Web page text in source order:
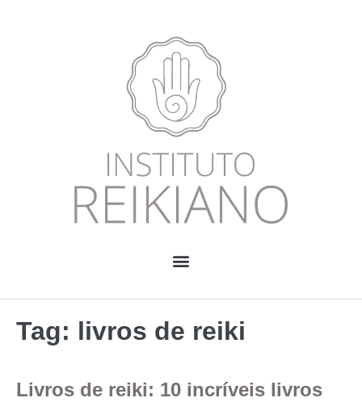
Tag: livros de reiki
Livros de reiki: 10 incríveis livros